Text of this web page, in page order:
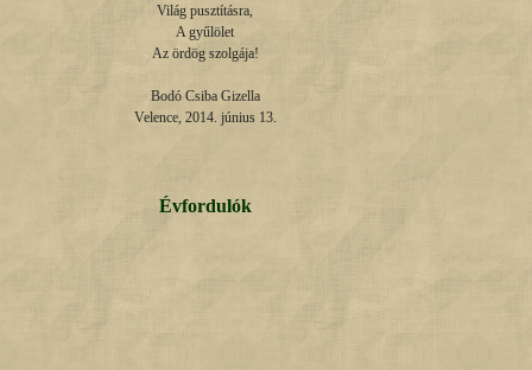
Világ pusztításra,
A gyűlölet
Az ördög szolgája!
Bodó Csiba Gizella
Velence, 2014. június 13.
Évfordulók